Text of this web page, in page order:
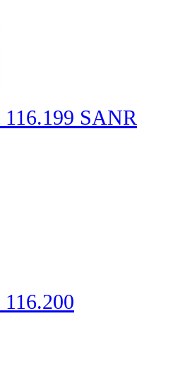
SANR